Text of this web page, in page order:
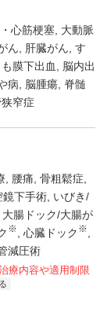
心筋梗塞 大動脈
ん 肝臓がん す
も膜下出血
脳内出
病 脳腫瘍 脊髄
窄症
腰痛 骨粗鬆症
鏡下手術 いびき/
大腸ドック/大腸が
※ 心臓ドック ※
減圧術
療内容や適用制限